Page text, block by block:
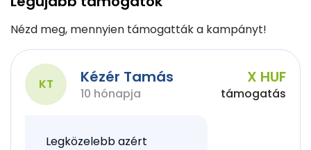
Nézd meg, mennyien támogatták a kampányt!
KT Kézér Tamás
10 hónapja
X HUF
támogatás
Legközelebb azért